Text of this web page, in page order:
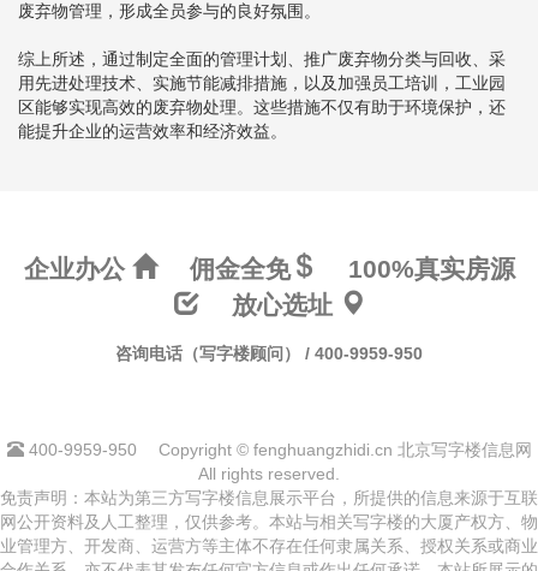
废弃物管理，形成全员参与的良好氛围。
综上所述，通过制定全面的管理计划、推广废弃物分类与回收、采
用先进处理技术、实施节能减排措施，以及加强员工培训，工业园
区能够实现高效的废弃物处理。这些措施不仅有助于环境保护，还
能提升企业的运营效率和经济效益。
企业办公 佣金全免
100%真实房源
放心选址
咨询电话（写字楼顾问） / 400-9959-950
400-9959-950
Copyright © fenghuangzhidi.cn 北京写字楼信息网
All rights reserved.
免责声明：本站为第三方写字楼信息展示平台，所提供的信息来源于互联
网公开资料及人工整理，仅供参考。本站与相关写字楼的大厦产权方、物
业管理方、开发商、运营方等主体不存在任何隶属关系、授权关系或商业